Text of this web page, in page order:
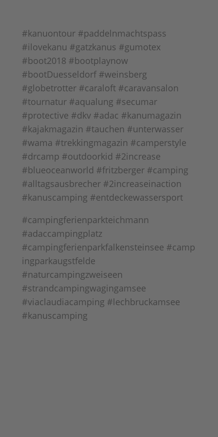
#kanuontour #paddelnmachtspass
#ilovekanu #gatzkanus #gumotex
#boot2018 #bootplaynow
#bootDuesseldorf #weinsberg
#globetrotter #caraloft #caravansalon
#tournatur #aqualung #secumar
#protective #dkv #adac #kanumagazin
#kajakmagazin #tauchen #unterwasser
#wama #trekkingmagazin #camperstyle
#drcamp #outdoorkid #2increase
#blueoceanworld #fritzberger #camping
#alltagsausbrecher #2increaseinaction
#kanuscamping #entdeckewassersport
#campingferienparkteichmann
#adaccampingplatz
#campingferienparkfalkensteinsee #camp
ingparkaugstfelde
#naturcampingzweiseen
#strandcampingwagingamsee
#viaclaudiacamping #lechbruckamsee
#kanuscamping